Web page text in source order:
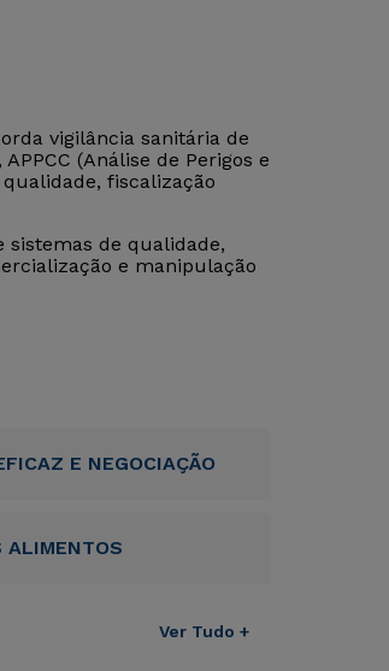
vigilância sanitária de
(Análise de Perigos e
fiscalização
sistemas de qualidade,
e manipulação
E NEGOCIAÇÃO
ALIMENTOS
Ver Tudo +